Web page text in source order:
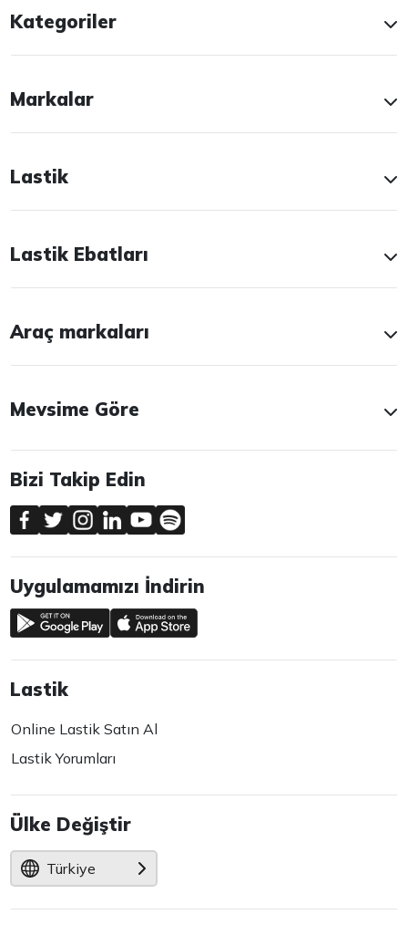
Kategoriler
Markalar
Lastik
Lastik Ebatları
Araç markaları
Mevsime Göre
Bizi Takip Edin
Uygulamamızı İndirin
Lastik
Online Lastik Satın Al
Lastik Yorumları
Ülke Değiştir
Türkiye